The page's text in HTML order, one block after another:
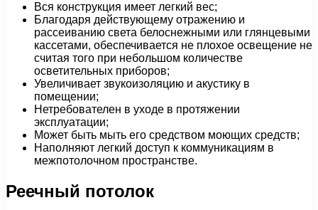
Вся конструкция имеет легкий вес;
Благодаря действующему отражению и
рассеиванию света белоснежными или глянцевыми
кассетами, обеспечивается не плохое освещение не
считая того при небольшом количестве
осветительных приборов;
Увеличивает звукоизоляцию и акустику в
помещении;
Нетребователен в уходе в протяжении
эксплуатации;
Может быть мыть его средством моющих средств;
Наполняют легкий доступ к коммуникациям в
межпотолочном пространстве.
Реечный потолок